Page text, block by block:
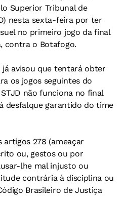
Superior Tribunal de
nesta sexta-feira por ter
no primeiro jogo da final
contra o Botafogo.
avisou que tentará obter
os jogos seguintes do
não funciona no final
desfalque garantido do time
278 (ameaçar
ou, gestos ou por
lhe mal injusto ou
contrária à disciplina ou
Brasileiro de Justiça